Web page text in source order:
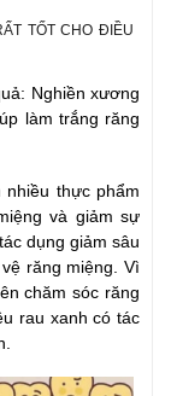
TỐT CHO ĐIỀU
Nghiền xương
làm trắng răng
nhiều thực phẩm
và giảm sự
dụng giảm sâu
răng miệng. Vì
chăm sóc răng
rau xanh có tác